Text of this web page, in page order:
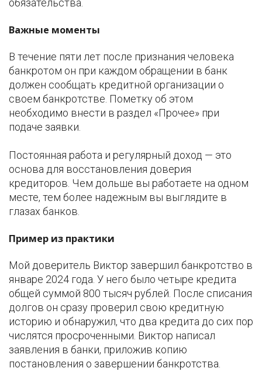
обязательства.
Важные моменты
В течение пяти лет после признания человека
банкротом он при каждом обращении в банк
должен сообщать кредитной организации о
своем банкротстве. Пометку об этом
необходимо внести в раздел «Прочее» при
подаче заявки.
Постоянная работа и регулярный доход — это
основа для восстановления доверия
кредиторов. Чем дольше вы работаете на одном
месте, тем более надежным вы выглядите в
глазах банков.
Пример из практики
Мой доверитель Виктор завершил банкротство в
январе 2024 года. У него было четыре кредита
общей суммой 800 тысяч рублей. После списания
долгов он сразу проверил свою кредитную
историю и обнаружил, что два кредита до сих пор
числятся просроченными. Виктор написал
заявления в банки, приложив копию
постановления о завершении банкротства.